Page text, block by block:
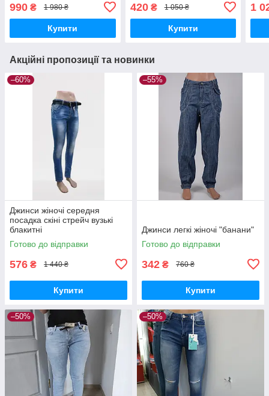
990 ₴ 1 980 ₴
Купити
420₴ 1 050 ₴
Купити
1
Акційні пропозиції та новинки
–60%
Джинси жіночі середня
посадка скіні стрейч вузькі
блакитні
Готово до відправки
576 ₴ 1 440 ₴
Купити
–55%
Джинси легкі жіночі "банани"
Готово до відправки
342 ₴ 760 ₴
Купити
–50% –50%